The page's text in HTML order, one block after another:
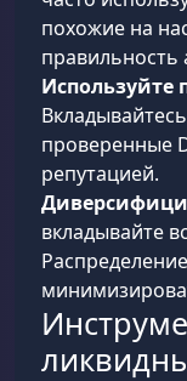
похожие на
правильность
Используйте
проверенные
репутацией.
вкладывайте